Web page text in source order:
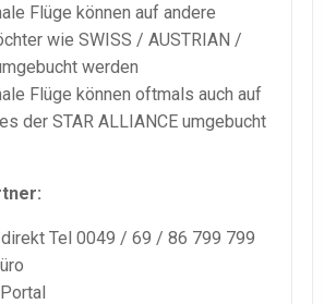
Flüge können auf andere
wie SWISS / AUSTRIAN /
werden
Flüge können oftmals auch auf
der STAR ALLIANCE umgebucht
Tel 0049 / 69 / 86 799 799